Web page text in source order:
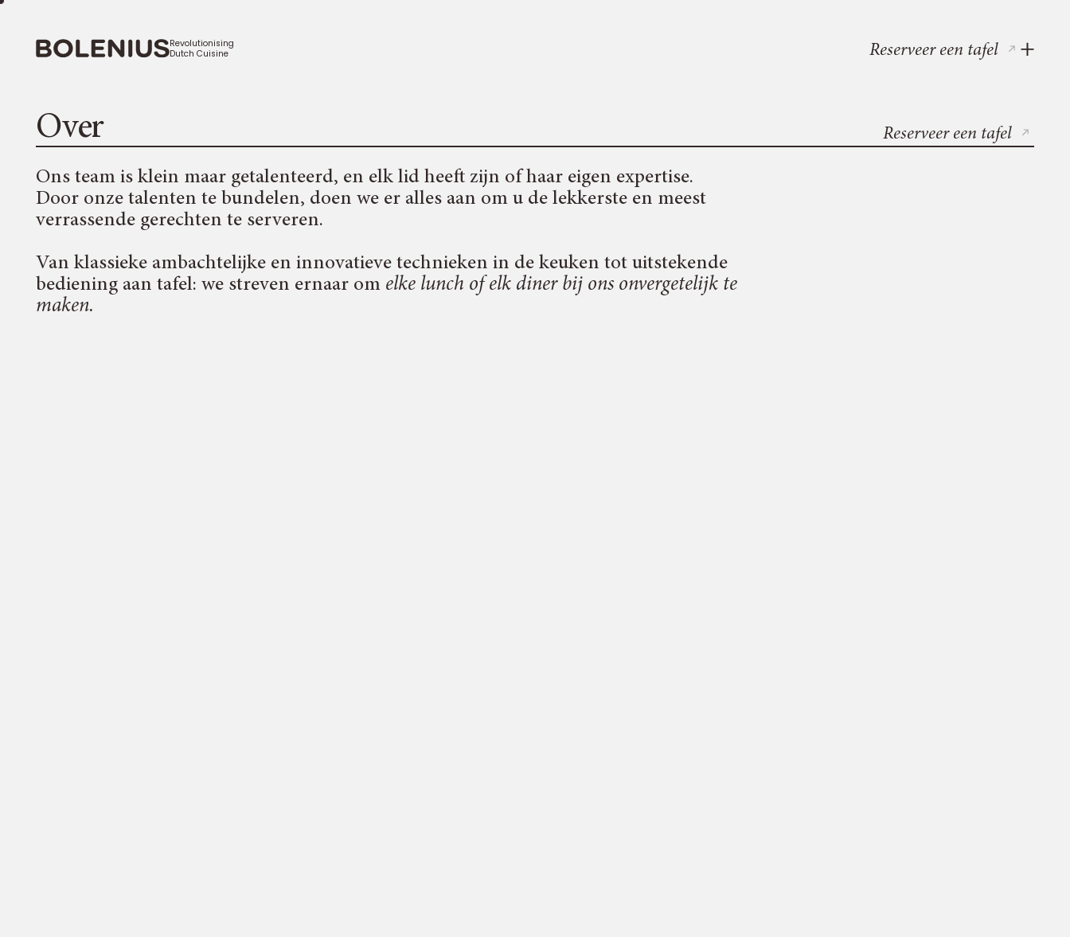
Revolutionising
Dutch Cuisine Reserveer een tafel
Over Reserveer een tafel
Ons team is klein maar getalenteerd, en elk lid heeft zijn of haar eigen expertise.
Door onze talenten te bundelen, doen we er alles aan om u de lekkerste en meest
verrassende gerechten te serveren.
Van klassieke ambachtelijke en innovatieve technieken in de keuken tot uitstekende
bediening aan tafel: we streven ernaar om elke lunch of elk diner bij ons onvergetelijk te
maken.